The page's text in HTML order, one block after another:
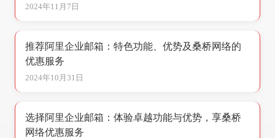
2024年11月7日
推荐阿里企业邮箱：特色功能、优势及桑桥网络的
优惠服务
2024年10月31日
选择阿里企业邮箱：体验卓越功能与优势，享桑桥
网络优惠服务